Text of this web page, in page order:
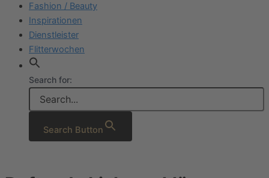
Fashion / Beauty
Inspirationen
Dienstleister
Flitterwochen
Search for:
Search Button